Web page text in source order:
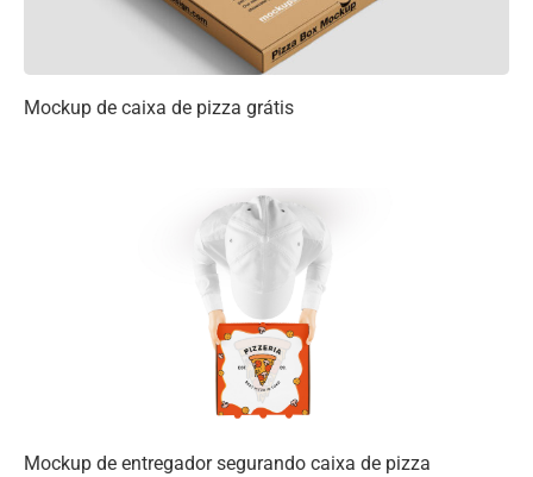
Mockup de caixa de pizza grátis
Mockup de entregador segurando caixa de pizza